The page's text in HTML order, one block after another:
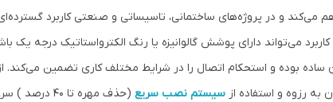
و در پروژه‌های ساختمانی، تاسیساتی و صنعتی کاربرد
می‌تواند دارای پوشش گالوانیزه یا رنگ الکترواستاتیک درجه یک
بوده و استحکام اتصال را در شرایط مختلف کاری تضمین می‌کند. از
سیستم نصب سریع
(حذف مهره تا